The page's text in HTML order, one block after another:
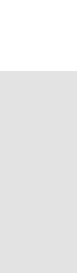
instagram
op mastodon